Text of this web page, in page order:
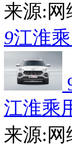
来源:网
9江淮
江淮乘
来源:网